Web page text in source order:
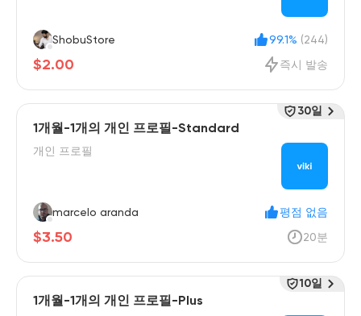
ShobuStore 99.1% (244)
$2.00 즉시 발송
1개월-1개의 개인 프로필-Standard
개인 프로필
marcelo aranda 평점 없음
$3.50 20분
30일
1개월-1개의 개인 프로필-Plus
10일